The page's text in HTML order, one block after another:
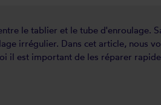
le tablier et le tube d'enroulage.
irrégulier. Dans cet article, nous
il est important de les réparer